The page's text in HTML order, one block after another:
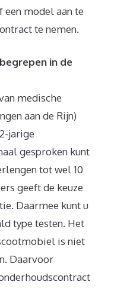
model aan te
te nemen.
in de
medische
aan de Rijn)
jarige
gesproken kunt
tot wel 10
geeft de keuze
Daarmee kunt u
type testen. Het
is niet
Daarvoor